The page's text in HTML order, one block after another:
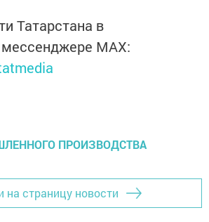
Татарстана в
MАХ:
ПРОИЗВОДСТВА
на страницу новости